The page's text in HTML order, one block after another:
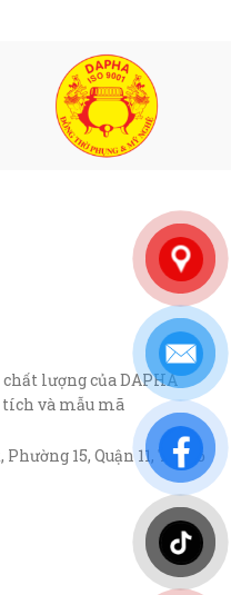
lượng của DAPHA
tích và mẫu mã
15, Quận 11, TP Hồ